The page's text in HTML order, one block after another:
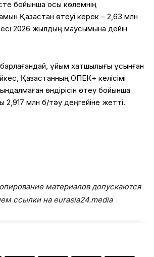
бойынша осы көлемнің
Қазақстан өтеуі керек – 2,63 млн
2026 жылдың маусымына дейін
ұйым хатшылығы ұсынған
Қазақстанның ОПЕК+ келісімі
өндірісін өтеу бойынша
2,917 млн б/тәу деңгейіне жетті.
материалов допускаются
ссылки на eurasia24.media